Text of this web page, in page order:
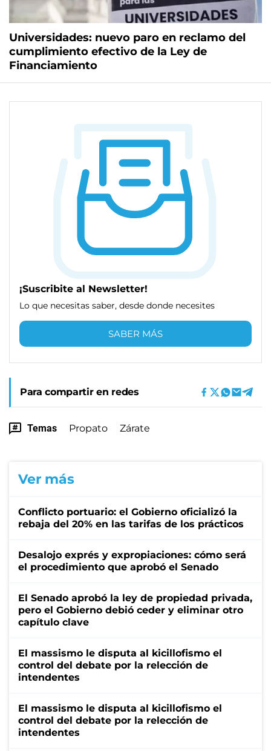
Universidades: nuevo paro en reclamo del
cumplimiento efectivo de la Ley de
Financiamiento
¡Suscribite al Newsletter!
Lo que necesitas saber, desde donde necesites
SABER MÁS
Para compartir en redes
Temas Propato Zárate
Ver más
Conflicto portuario: el Gobierno oficializó la
rebaja del 20% en las tarifas de los prácticos
Desalojo exprés y expropiaciones: cómo será
el procedimiento que aprobó el Senado
El Senado aprobó la ley de propiedad privada,
pero el Gobierno debió ceder y eliminar otro
capítulo clave
El massismo le disputa al kicillofismo el
control del debate por la relección de
intendentes
El massismo le disputa al kicillofismo el
control del debate por la relección de
intendentes